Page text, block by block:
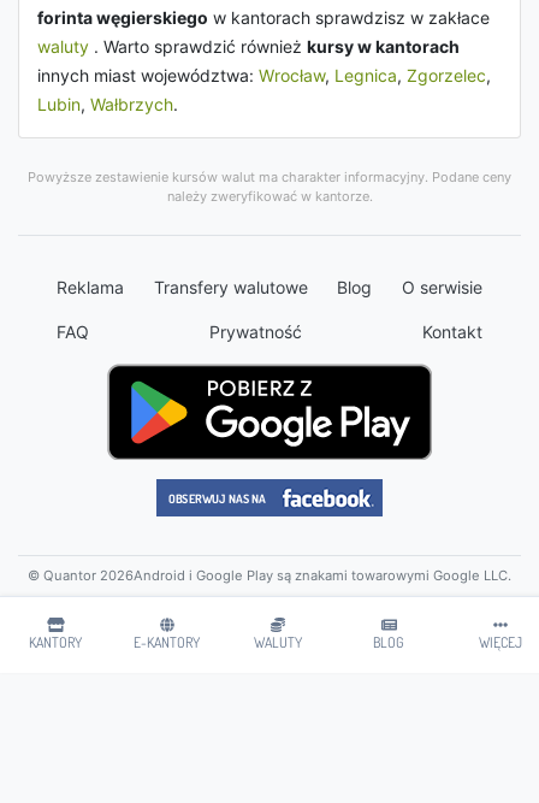
KANTORY E-KANTORY WALUTY BLOG WIĘCEJ
forinta węgierskiego w kantorach sprawdzisz w zakłace
waluty . Warto sprawdzić również kursy w kantorach
innych miast województwa: Wrocław, Legnica, Zgorzelec,
Lubin, Wałbrzych.
Powyższe zestawienie kursów walut ma charakter informacyjny. Podane ceny
należy zweryfikować w kantorze.
Reklama Transfery walutowe Blog O serwisie
FAQ Prywatność Kontakt
© Quantor 2026Android i Google Play są znakami towarowymi Google LLC.